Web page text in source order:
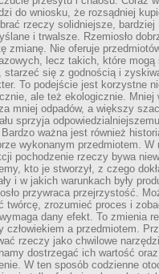
do wniosku, że rozsądniej
rzeczy solidniejsze, bardziej
i trwalsze. Rzemiosło
zmianę. Nie oferuje
lecz takich, które mogą
starzeć się z godnością i
To podejście jest korzystne
ale też ekologicznie. Mniej
mniej odpadów, a większy
sprzyja
ważna jest również
wykonanym przedmiotem. W
pochodzenie rzeczy bywa
kto je stworzył, z czego
i w jakich warunkach były
przywraca przejrzystość.
twórcę, zrozumieć proces i
dany efekt. To zmienia
człowiekiem a przedmiotem.
rzeczy jako chwilowe
dostrzegać ich wartość oraz
W ten sposób codzienne